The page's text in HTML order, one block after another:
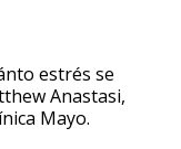
estrés se
Anastasi,
Mayo.